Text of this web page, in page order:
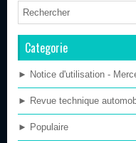
Categorie
► Notice d'utilisation -
► Revue technique
► Populaire